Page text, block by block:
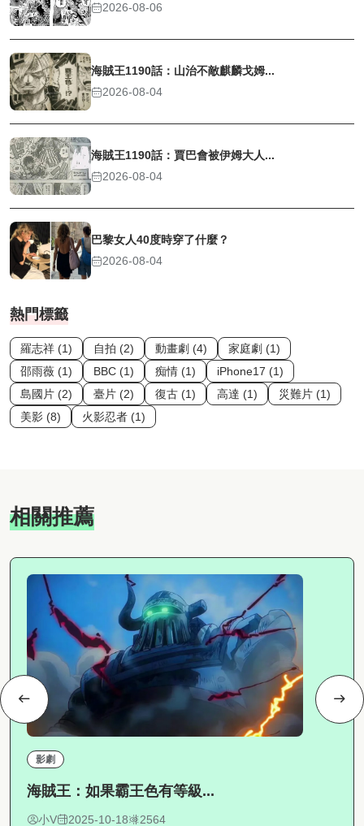
2026-08-06
海賊王1190話：山治不敵麒麟戈姆...
2026-08-04
海賊王1190話：賈巴會被伊姆大人...
2026-08-04
巴黎女人40度時穿了什麼？
2026-08-04
熱門標籤
羅志祥 (1) 自拍 (2) 動畫劇 (4)
家庭劇 (1)
邵雨薇 (1)
BBC (1) 痴情 (1)
iPhone17 (1)
島國片 (2)
臺片 (2) 復古 (1) 高達 (1)
災難片 (1)
美影 (8)
火影忍者 (1)
相關推薦
影劇
海賊王：如果霸王色有等級...
小V 2025-10-18 2564